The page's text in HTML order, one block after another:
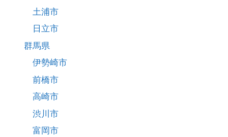
土浦市
日立市
群馬県
伊勢崎市
前橋市
高崎市
渋川市
富岡市